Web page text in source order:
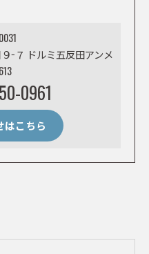
−７ ドルミ五反田アンメ
0961
はこちら